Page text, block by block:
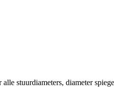
stuurdiameters, diameter